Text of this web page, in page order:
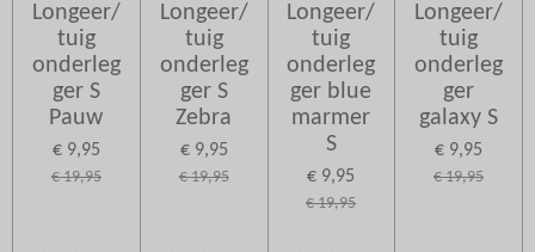
Longeer/
tuig
onderleg
ger S
Pauw
€ 9,95
€ 19,95
Longeer/
tuig
onderleg
ger S
Zebra
€ 9,95
€ 19,95
Longeer/
tuig
onderleg
ger blue
marmer
S
€ 9,95
€ 19,95
Longeer/
tuig
onderleg
ger
galaxy S
€ 9,95
€ 19,95